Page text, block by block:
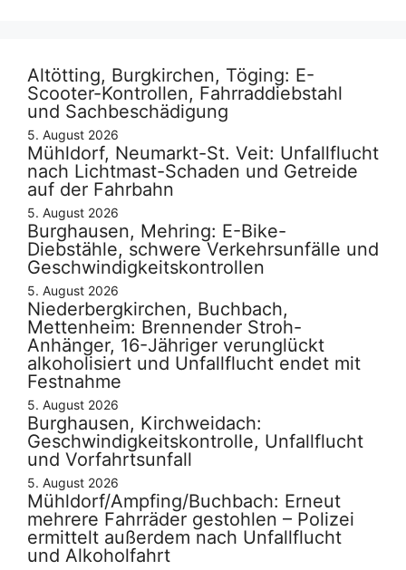
Altötting, Burgkirchen, Töging: E-
Scooter-Kontrollen, Fahrraddiebstahl
und Sachbeschädigung
5. August 2026
Mühldorf, Neumarkt-St. Veit: Unfallflucht
nach Lichtmast-Schaden und Getreide
auf der Fahrbahn
5. August 2026
Burghausen, Mehring: E-Bike-
Diebstähle, schwere Verkehrsunfälle und
Geschwindigkeitskontrollen
5. August 2026
Niederbergkirchen, Buchbach,
Mettenheim: Brennender Stroh-
Anhänger, 16-Jähriger verunglückt
alkoholisiert und Unfallflucht endet mit
Festnahme
5. August 2026
Burghausen, Kirchweidach:
Geschwindigkeitskontrolle, Unfallflucht
und Vorfahrtsunfall
5. August 2026
Mühldorf/Ampfing/Buchbach: Erneut
mehrere Fahrräder gestohlen – Polizei
ermittelt außerdem nach Unfallflucht
und Alkoholfahrt